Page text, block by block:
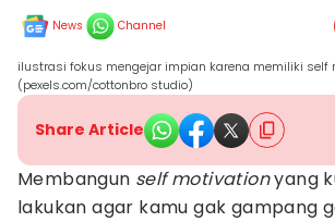
News Channel
ilustrasi fokus mengejar impian karena memiliki self
(pexels.com/cottonbro studio)
Share Article
Membangun self motivationyang
lakukan agar kamu gak gampang